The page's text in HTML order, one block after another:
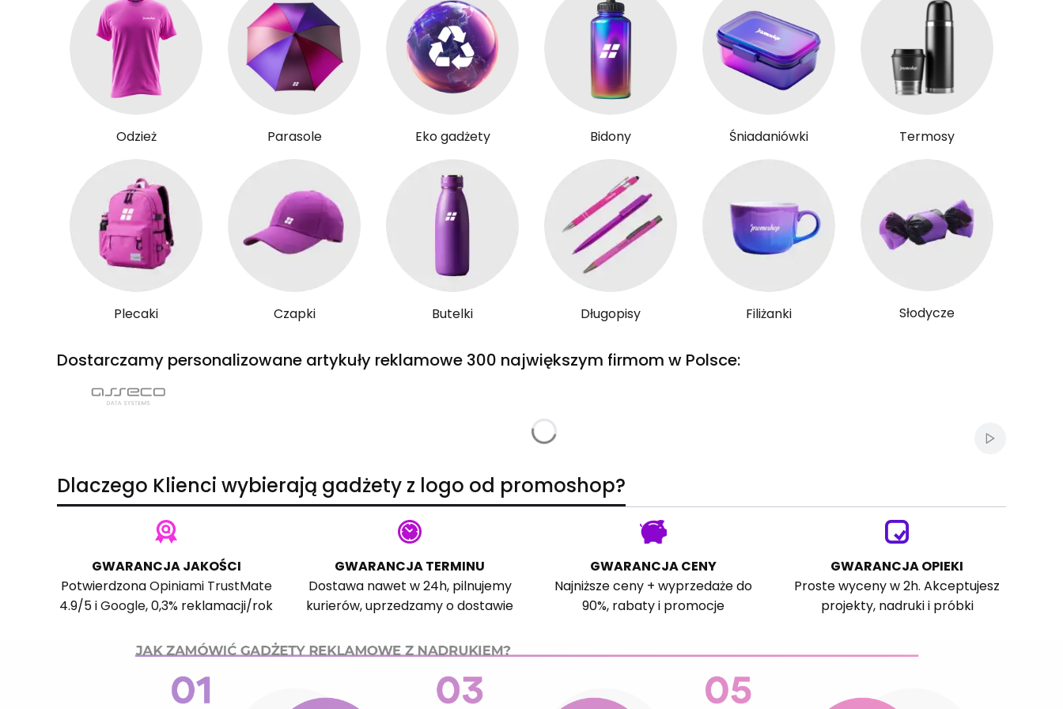
Odzież Parasole Eko gadżety Bidony Śniadaniówki Termosy
Plecaki Czapki Butelki Długopisy Filiżanki Słodycze
Dostarczamy personalizowane artykuły reklamowe 300 największym firmom w Polsce:
Włącz
Dlaczego Klienci wybierają gadżety z logo od promoshop?
GWARANCJA JAKOŚCI
PotwierdzonaOpiniami TrustMate
4.9/5 iGoogle, 0,3% reklamacji/rok
GWARANCJA TERMINU
Dostawa nawet w 24h, pilnujemy
kurierów, uprzedzamy o dostawie
GWARANCJA CENY
Najniższe ceny + wyprzedaże do
90%, rabaty i promocje
GWARANCJA OPIEKI
Proste wyceny w 2h. Akceptujesz
projekty, nadruki i próbki